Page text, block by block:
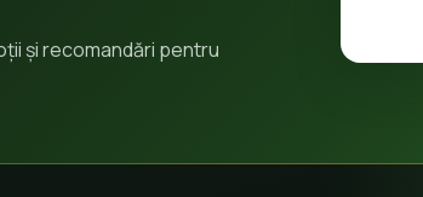
și recomandări pentru